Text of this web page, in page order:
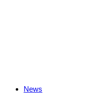
Categories
News